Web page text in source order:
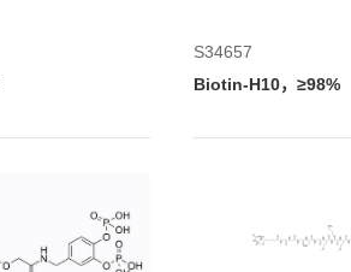
S34657
Biotin-H10，≥98%